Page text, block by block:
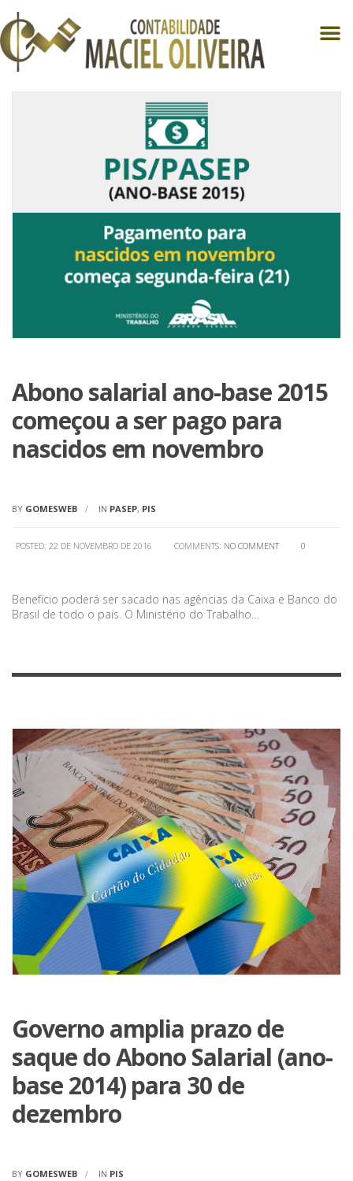
Abono salarial ano-base 2015
começou a ser pago para
nascidos em novembro
BY GOMESWEB IN PASEP, PIS
POSTED: 22 DE NOVEMBRO DE 2016 COMMENTS: NO COMMENT 0
Benefício poderá ser sacado nas agências da Caixa e Banco do
Brasil de todo o país. O Ministério do Trabalho…
Governo amplia prazo de
saque do Abono Salarial (ano-
base 2014) para 30 de
dezembro
BY GOMESWEB IN PIS